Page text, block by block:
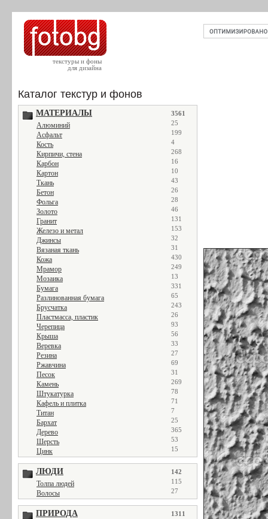
текстуры и фоны
для дизайна
Каталог текстур и фонов
МАТЕРИАЛЫ 3561
Алюминий 25
Асфальт 199
Кость 4
Кирпичи, стена 268
Карбон 16
Картон 10
Ткань 43
Бетон 26
Фольга 28
Золото 46
Гранит 131
Железо и метал 153
Джинсы 32
Вязаная ткань 31
Кожа 430
Мрамор 249
Мозаика 13
Бумага 331
Разлинованная бумага 65
Брусчатка 243
Пластмасса, пластик 26
Черепица 93
Крыша 56
Веревка 33
Резина 27
Ржавчина 69
Песок 31
Камень 269
Штукатурка 78
Кафель и плитка 71
Титан 7
Бархат 25
Дерево 365
Шерсть 53
Цинк 15
ЛЮДИ 142
Толпа людей 115
Волосы 27
ПРИРОДА 1311